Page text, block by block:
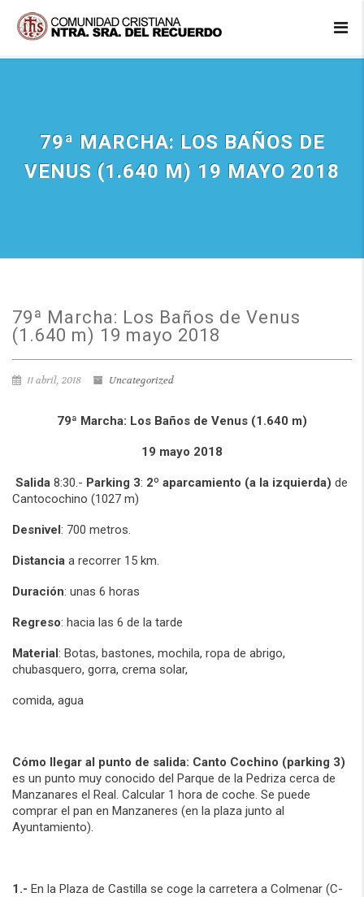
79ª MARCHA: LOS BAÑOS DE
VENUS (1.640 M) 19 MAYO 2018
79ª Marcha: Los Baños de Venus
(1.640 m) 19 mayo 2018
11 abril, 2018 Uncategorized
79ª Marcha: Los Baños de Venus (1.640 m)
19 mayo 2018
Salida 8:30.- Parking 3: 2º aparcamiento (a la izquierda) de
Cantocochino (1027 m)
Desnivel: 700 metros.
Distancia a recorrer 15 km.
Duración: unas 6 horas
Regreso: hacia las 6 de la tarde
Material: Botas, bastones, mochila, ropa de abrigo,
chubasquero, gorra, crema solar,
comida, agua
Cómo llegar al punto de salida: Canto Cochino (parking 3)
es un punto muy conocido del Parque de la Pedriza cerca de
Manzanares el Real. Calcular 1 hora de coche. Se puede
comprar el pan en Manzaneres (en la plaza junto al
Ayuntamiento).
1.- En la Plaza de Castilla se coge la carretera a Colmenar (C-